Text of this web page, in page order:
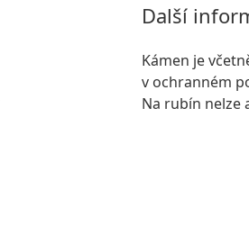
Další
Kámen je
v ochranném
Na rubín nelze